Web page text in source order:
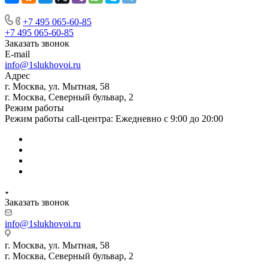
+7 495 065-60-85
+7 495 065-60-85
Заказать звонок
E-mail
info@1slukhovoi.ru
Адрес
г. Москва, ул. Мытная, 58
г. Москва, Северный бульвар, 2
Режим работы
Режим работы call-центра: Ежедневно с 9:00 до 20:00
Заказать звонок
info@1slukhovoi.ru
г. Москва, ул. Мытная, 58
г. Москва, Северный бульвар, 2